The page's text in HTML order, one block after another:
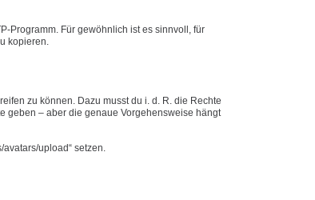
Programm. Für gewöhnlich ist es sinnvoll, für
kopieren.
zu können. Dazu musst du i. d. R. die Rechte
geben – aber die genaue Vorgehensweise hängt
upload“ setzen.